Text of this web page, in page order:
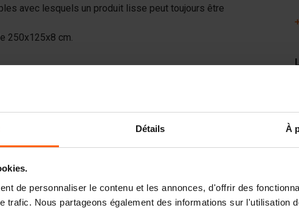
Détails À
de personnaliser le contenu et les annonces, d'offrir des
trafic. Nous partageons également des informations sur l'utilisation
avec lesquels un produit lisse peut toujours être
250x125x8 cm.